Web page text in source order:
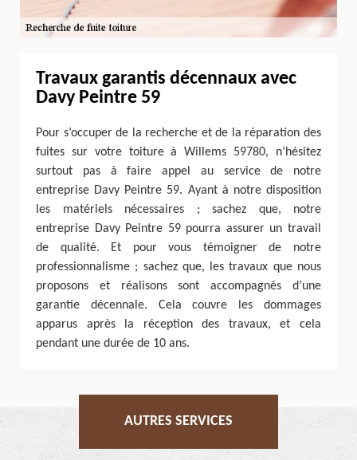
Travaux garantis décennaux avec
Davy Peintre 59
Pour s’occuper de la recherche et de la réparation des
fuites sur votre toiture à Willems 59780, n’hésitez
surtout pas à faire appel au service de notre
entreprise Davy Peintre 59. Ayant à notre disposition
les matériels nécessaires ; sachez que, notre
entreprise Davy Peintre 59 pourra assurer un travail
de qualité. Et pour vous témoigner de notre
professionnalisme ; sachez que, les travaux que nous
proposons et réalisons sont accompagnés d’une
garantie décennale. Cela couvre les dommages
apparus après la réception des travaux, et cela
pendant une durée de 10 ans.
AUTRES SERVICES